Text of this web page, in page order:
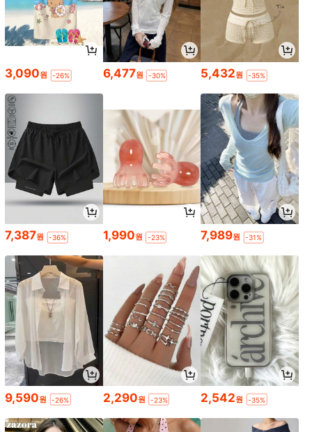
3,090원 -26% 6,477원 -30% 5,432원 -35%
7,387원 -36% 1,990원 -23% 7,989원 -31%
9,590원 -26% 2,290원 -23% 2,542원 -35%